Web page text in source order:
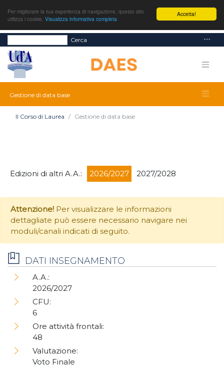
Accetta!
Per migliorare la tua esperienza di navigazione, questo sito
utilizza i cookie. Visualizza informativa completa
Cerca
Gestione di data base
Il Corso di Laurea Gestione di data base
Edizioni di altri A.A.: 2026/2027 2027/2028
Attenzione! Per visualizzare le informazioni
dettagliate può essere necessario navigare nei
moduli/canali indicati di seguito.
DATI INSEGNAMENTO
A.A.:
2026/2027
CFU:
6
Ore attività frontali:
48
Valutazione:
Voto Finale